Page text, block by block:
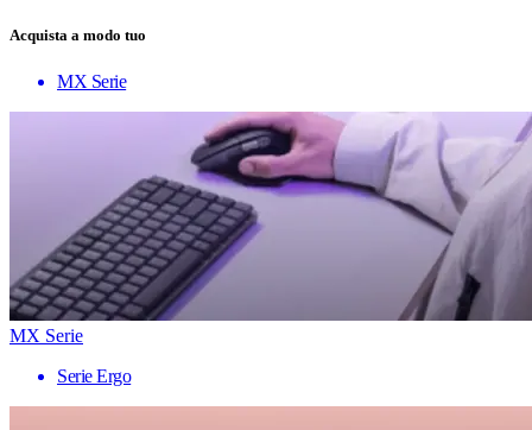
Acquista a modo tuo
MX Serie
MX Serie
Serie Ergo